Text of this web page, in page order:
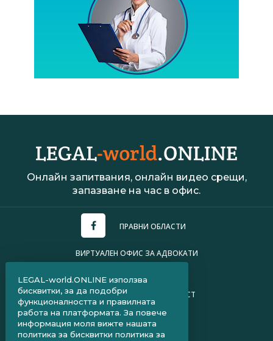
Онлайн запитвания, онлайн видео срещи,
запазване на час в офис.
ПРАВНИ ОБЛАСТИ
ВИРТУАЛЕН ОФИС ЗА АДВОКАТИ
ПОЛИТИКА ЗА ПОВЕРИТЕЛНОСТ
ЧЗВ ЗА КЛИЕНТИ
ЧЗВ ЗА АДВОКАТИ
LEGAL-world.ONLINE използва
бисквитки, за да подобри
функционалността и правилната
работа на платформата. За повече
информация моля вижте нашата
политика за бисквитки политика за